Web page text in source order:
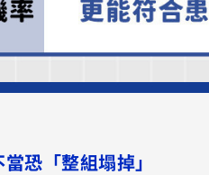
恐「整組塌掉」